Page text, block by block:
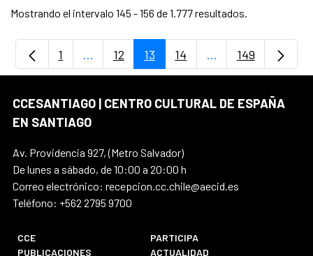
Mostrando el intervalo 145 - 156 de 1.777 resultados.
Página
1 ...Páginas intermedias Use TAB para
Página
12 Página
13 Página
14 ...PáginasPágina
149
CCESANTIAGO | CENTRO CULTURAL DE ESPAÑA
EN SANTIAGO
Av. Providencia 927, (Metro Salvador)
De lunes a sábado, de 10:00 a 20:00 h
Correo electrónico: recepcion.cc.chile@aecid.es
Teléfono: +562 2795 9700
CCE
PARTICIPA
PUBLICACIONES
ACTUALIDAD